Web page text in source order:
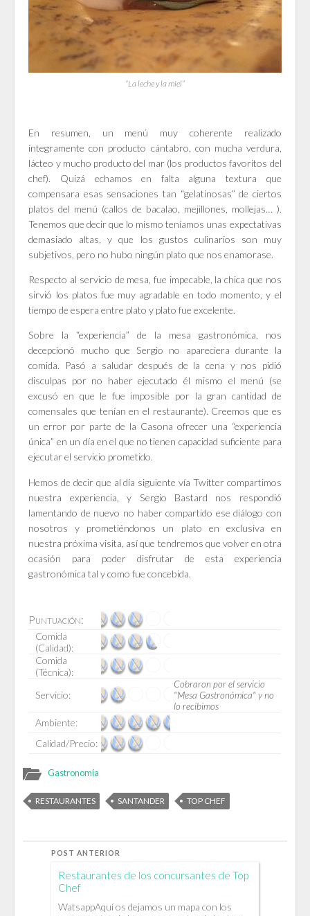
“La leche y la miel”
En resumen, un menú muy coherente realizado
íntegramente con producto cántabro, con mucha verdura,
lácteo y mucho producto del mar (los productos favoritos del
chef). Quizá echamos en falta alguna textura que
compensara esas sensaciones tan “gelatinosas” de ciertos
platos del menú (callos de bacalao, mejillones, mollejas… ).
Tenemos que decir que lo mismo teníamos unas expectativas
demasiado altas, y que los gustos culinarios son muy
subjetivos, pero no hubo ningún plato que nos enamorase.
Respecto al servicio de mesa, fue impecable, la chica que nos
sirvió los platos fue muy agradable en todo momento, y el
tiempo de espera entre plato y plato fue excelente.
Sobre la “experiencia” de la mesa gastronómica, nos
decepcionó mucho que Sergio no apareciera durante la
comida. Pasó a saludar después de la cena y nos pidió
disculpas por no haber ejecutado él mismo el menú (se
excusó en que le fue imposible por la gran cantidad de
comensales que tenían en el restaurante). Creemos que es
un error por parte de la Casona ofrecer una “experiencia
única” en un día en el que no tienen capacidad suficiente para
ejecutar el servicio prometido.
Hemos de decir que al día siguiente vía Twitter compartimos
nuestra experiencia, y Sergio Bastard nos respondió
lamentando de nuevo no haber compartido ese diálogo con
nosotros y prometiéndonos un plato en exclusiva en
nuestra próxima visita, así que tendremos que volver en otra
ocasión para poder disfrutar de esta experiencia
gastronómica tal y como fue concebida.
Puntuación:
Comida
(Calidad):
Comida
(Técnica):
Servicio:
Cobraron por el servicio
"Mesa Gastronómica" y no
lo recibimos
Ambiente:
Calidad/Precio:
Gastronomía
RESTAURANTES SANTANDER TOP CHEF
POST ANTERIOR
Restaurantes de los concursantes de Top
Chef
WatsappAquí os dejamos un mapa con los